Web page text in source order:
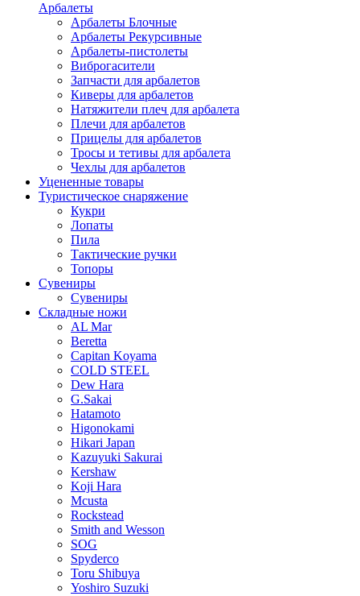
Арбалеты
Арбалеты Блочные
Арбалеты Рекурсивные
Арбалеты-пистолеты
Виброгасители
Запчасти для арбалетов
Киверы для арбалетов
Натяжители плеч для арбалета
Плечи для арбалетов
Прицелы для арбалетов
Тросы и тетивы для арбалета
Чехлы для арбалетов
Уцененные товары
Туристическое снаряжение
Кукри
Лопаты
Пила
Тактические ручки
Топоры
Сувениры
Сувениры
Складные ножи
AL Mar
Beretta
Capitan Koyama
COLD STEEL
Dew Hara
G.Sakai
Hatamoto
Higonokami
Hikari Japan
Kazuyuki Sakurai
Kershaw
Koji Hara
Mcusta
Rockstead
Smith and Wesson
SOG
Spyderco
Toru Shibuya
Yoshiro Suzuki